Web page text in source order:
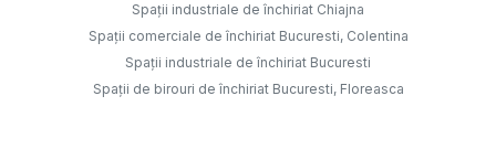
Spații industriale de închiriat Chiajna
Spații comerciale de închiriat Bucuresti, Colentina
Spații industriale de închiriat Bucuresti
Spații de birouri de închiriat Bucuresti, Floreasca